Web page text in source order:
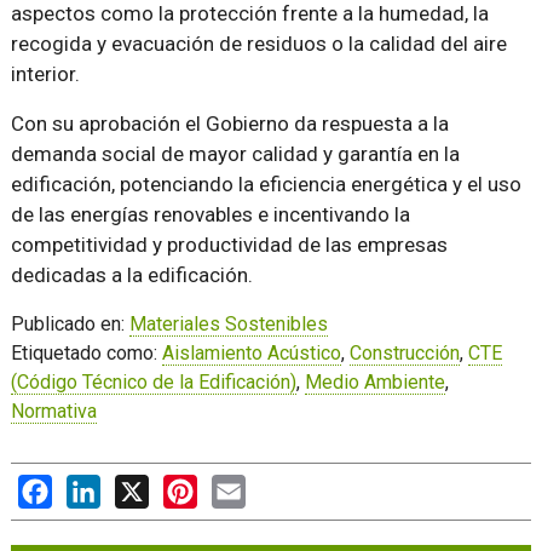
aspectos como la protección frente a la humedad, la
recogida y evacuación de residuos o la calidad del aire
interior.
Con su aprobación el Gobierno da respuesta a la
demanda social de mayor calidad y garantía en la
edificación, potenciando la eficiencia energética y el uso
de las energías renovables e incentivando la
competitividad y productividad de las empresas
dedicadas a la edificación.
Publicado en: Materiales Sostenibles
Etiquetado como: Aislamiento Acústico, Construcción, CTE
(Código Técnico de la Edificación), Medio Ambiente,
Normativa
FacebookLinkedIn
X PinterestEmail